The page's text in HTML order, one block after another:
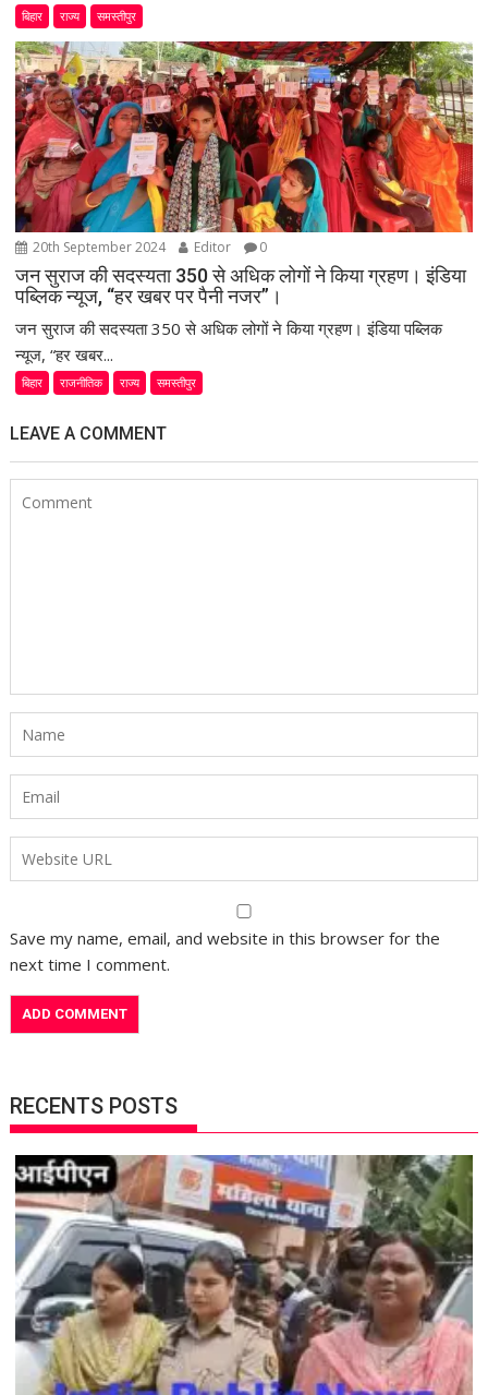
बिहार राज्य समस्तीपुर
20th September 2024 Editor 0
जन सुराज की सदस्यता 350 से अधिक लोगों ने किया ग्रहण। इंडिया
पब्लिक न्यूज, “हर खबर पर पैनी नजर”।
जन सुराज की सदस्यता 350 से अधिक लोगों ने किया ग्रहण। इंडिया पब्लिक
न्यूज, “हर खबर...
बिहार राजनीतिक राज्य समस्तीपुर
LEAVE A COMMENT
Save my name, email, and website in this browser for the
next time I comment.
RECENTS POSTS